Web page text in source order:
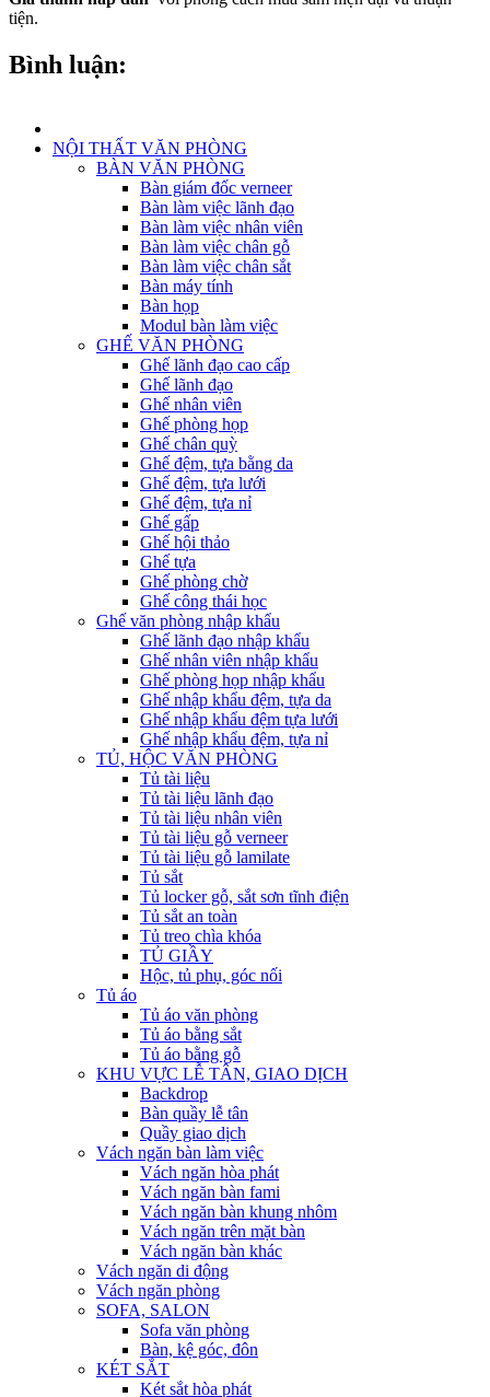
tiện.
Bình luận:
NỘI THẤT VĂN PHÒNG
BÀN VĂN PHÒNG
Bàn giám đốc verneer
Bàn làm việc lãnh đạo
Bàn làm việc nhân viên
Bàn làm việc chân gỗ
Bàn làm việc chân sắt
Bàn máy tính
Bàn họp
Modul bàn làm việc
GHẾ VĂN PHÒNG
Ghế lãnh đạo cao cấp
Ghế lãnh đạo
Ghế nhân viên
Ghế phòng họp
Ghế chân quỳ
Ghế đệm, tựa bằng da
Ghế đệm, tựa lưới
Ghế đệm, tựa nỉ
Ghế gấp
Ghế hội thảo
Ghế tựa
Ghế phòng chờ
Ghế công thái học
Ghế văn phòng nhập khẩu
Ghế lãnh đạo nhập khẩu
Ghế nhân viên nhập khẩu
Ghế phòng họp nhập khẩu
Ghế nhập khẩu đệm, tựa da
Ghế nhập khẩu đệm tựa lưới
Ghế nhập khẩu đệm, tựa nỉ
TỦ, HỘC VĂN PHÒNG
Tủ tài liệu
Tủ tài liệu lãnh đạo
Tủ tài liệu nhân viên
Tủ tài liệu gỗ verneer
Tủ tài liệu gỗ lamilate
Tủ sắt
Tủ locker gỗ, sắt sơn tĩnh điện
Tủ sắt an toàn
Tủ treo chìa khóa
TỦ GIẦY
Hộc, tủ phụ, góc nối
Tủ áo
Tủ áo văn phòng
Tủ áo bằng sắt
Tủ áo bằng gỗ
KHU VỰC LỄ TÂN, GIAO DỊCH
Backdrop
Bàn quầy lễ tân
Quầy giao dịch
Vách ngăn bàn làm việc
Vách ngăn hòa phát
Vách ngăn bàn fami
Vách ngăn bàn khung nhôm
Vách ngăn trên mặt bàn
Vách ngăn bàn khác
Vách ngăn di động
Vách ngăn phòng
SOFA, SALON
Sofa văn phòng
Bàn, kệ góc, đôn
KÉT SẮT
Két sắt hòa phát